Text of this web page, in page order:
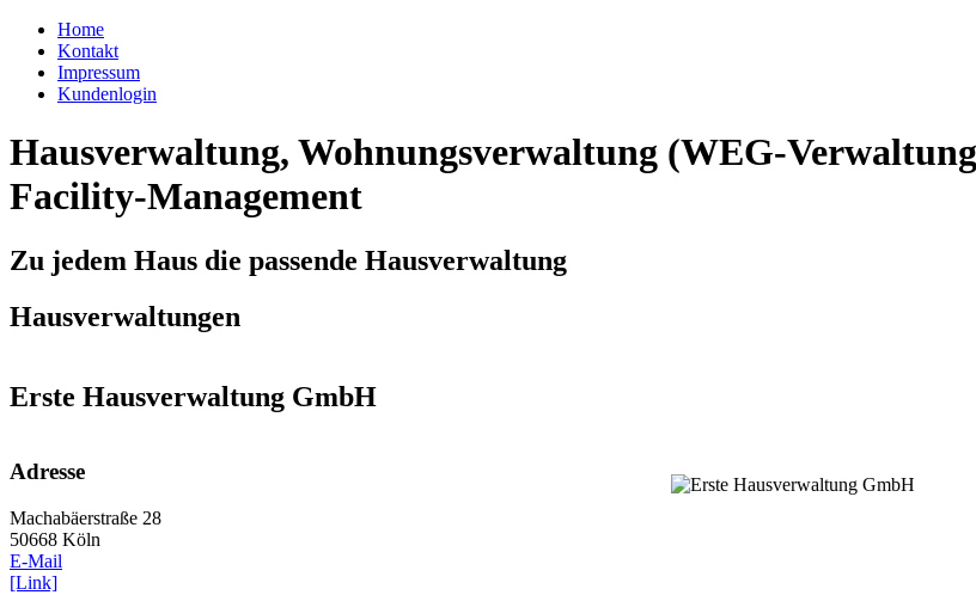
Home
Kontakt
Impressum
Kundenlogin
Hausverwaltung, Wohnungsverwaltung (WEG-
Facility-Management
Zu jedem Haus die passende Hausverwaltung
Hausverwaltungen
Erste Hausverwaltung GmbH
Adresse
Machabäerstraße 28
50668 Köln
E-Mail
[Link]